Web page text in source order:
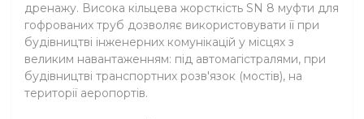
дренажу. Висока кільцева жорсткість SN 8 муфти для
гофрованих труб дозволяє використовувати її при
будівництві інженерних комунікацій у місцях з
великим навантаженням: під автомагістралями, при
будівництві транспортних розв'язок (мостів), на
території аеропортів.